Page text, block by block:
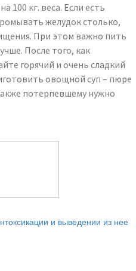
100 кг. веса. Если есть
желудок столько,
При этом важно пить
После того, как
горячий и очень сладкий
овощной суп – пюре
потерпевшему нужно
и выведении из нее